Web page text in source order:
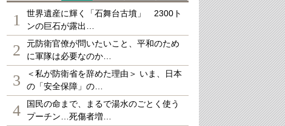
1
世界遺産に輝く「石舞台古墳」 2300ト
ンの巨石が露出…
2
元防衛官僚が問いたいこと、平和のため
に軍隊は必要なのか…
3
＜私が防衛省を辞めた理由＞ いま、日本
の「安全保障」の…
4
国民の命まで、まるで湯水のごとく使う
プーチン…死傷者増…